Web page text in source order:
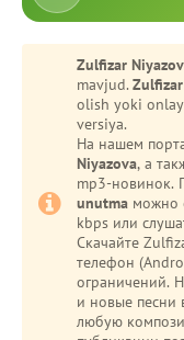
Zulfizar
mavjud.
olish yoki
versiya.
На нашем
Niyazova, а
mp3-новинок.
unutma можно
kbps или
Скачайте
телефон
ограничений.
и новые песни
любую
Oshiq edim